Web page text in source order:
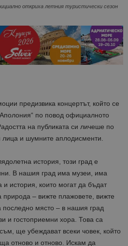
откриха летния туристически сезон
предизвика концертът, който се
по повод официалното
на публиката си личеше по
лица и шумните аплодисменти.
история, този град е
В нашия град има музеи, има
и история, които могат да бъдат
природа – вижте плажовете, вижте
последно място – в нашия град
и гостоприемни хора. Това са
ще убеждават всеки човек, който
отново и отново. Искам да